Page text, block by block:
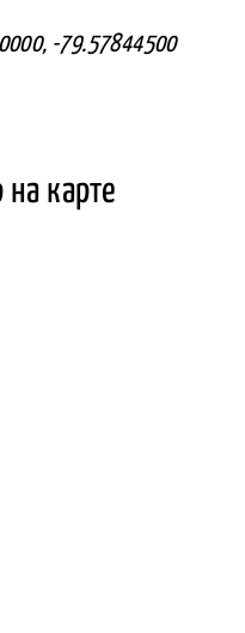
-79.57844500
на карте